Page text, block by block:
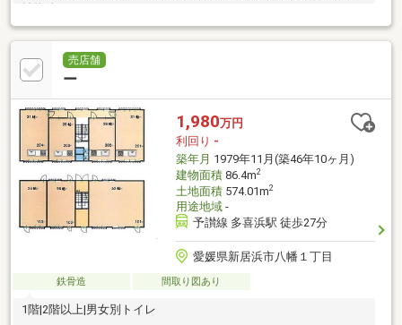
益物件です♪
売店舗
ー
1,980万円
利回り -
築年月 1979年11月(築46年10ヶ月)
建物面積86.4m2
土地面積574.01m2
用途地域-
予讃線 多喜浜駅 徒歩27分
愛媛県新居浜市八幡１丁目
鉄骨造 間取り図あり
1階|2階以上|男女別トイレ